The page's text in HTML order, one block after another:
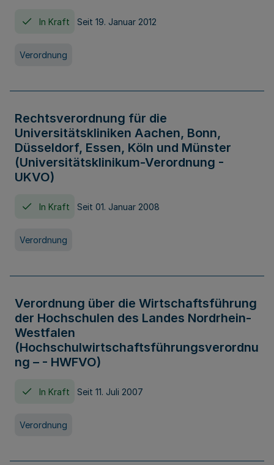
In Kraft Seit 19. Januar 2012
Verordnung
Rechtsverordnung für die
Universitätskliniken Aachen, Bonn,
Düsseldorf, Essen, Köln und Münster
(Universitätsklinikum-Verordnung -
UKVO)
In Kraft Seit 01. Januar 2008
Verordnung
Verordnung über die Wirtschaftsführung
der Hochschulen des Landes Nordrhein-
Westfalen
(Hochschulwirtschaftsführungsverordnu
ng – - HWFVO)
In Kraft Seit 11. Juli 2007
Verordnung